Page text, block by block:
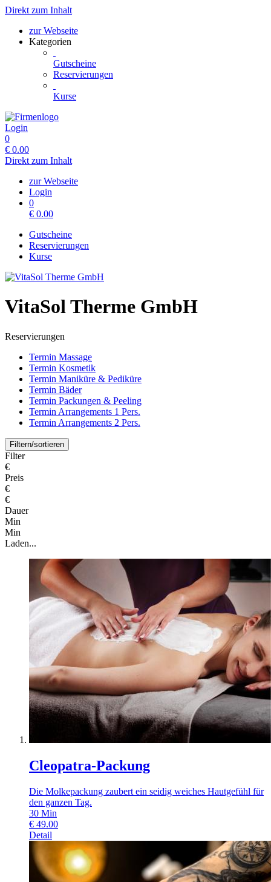
Direkt zum Inhalt
zur Webseite
Kategorien
Gutscheine
Reservierungen
Kurse
Login
0
€ 0.00
Direkt zum Inhalt
zur Webseite
Login
0
€ 0.00
Gutscheine
Reservierungen
Kurse
VitaSol Therme GmbH
Reservierungen
Termin Massage
Termin Kosmetik
Termin Maniküre & Pediküre
Termin Bäder
Termin Packungen & Peeling
Termin Arrangements 1 Pers.
Termin Arrangements 2 Pers.
Filtern/sortieren
Filter
€
Preis
€
€
Dauer
Min
Min
Laden...
Cleopatra-Packung
Die Molkepackung zaubert ein seidig weiches Hautgefühl für
den ganzen Tag.
30 Min
€ 49.00
Detail